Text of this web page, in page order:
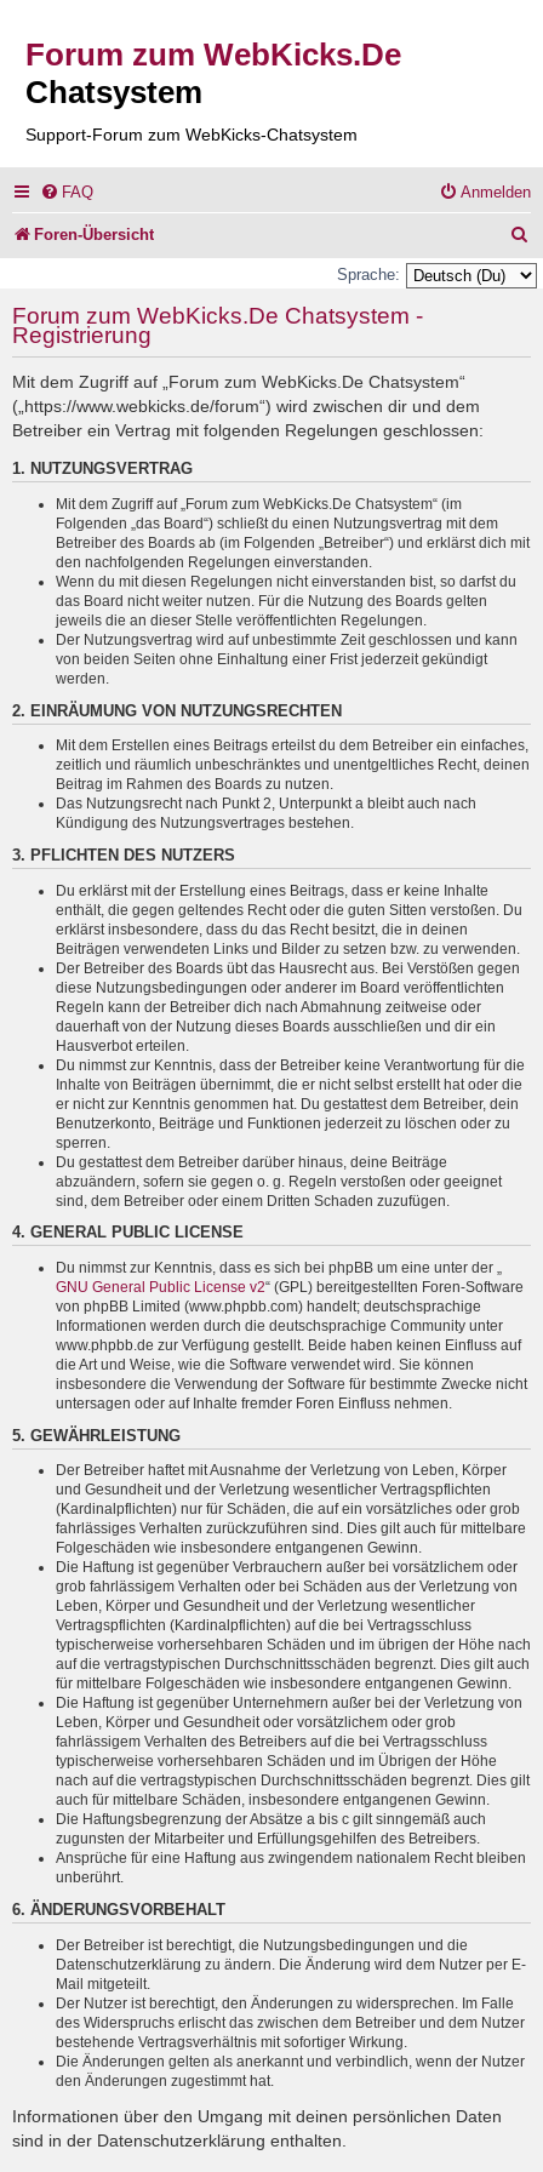
Forum zum WebKicks.De
Chatsystem
Support-Forum zum WebKicks-Chatsystem
FAQ Anmelden
Foren-Übersicht
u
Sprache:
Forum zum WebKicks.De Chatsystem -
Registrierung
Mit dem Zugriff auf „Forum zum WebKicks.De Chatsystem“
(„https://www.webkicks.de/forum“) wird zwischen dir und dem
Betreiber ein Vertrag mit folgenden Regelungen geschlossen:
1. NUTZUNGSVERTRAG
Mit dem Zugriff auf „Forum zum WebKicks.De Chatsystem“ (im
Folgenden „das Board“) schließt du einen Nutzungsvertrag mit dem
Betreiber des Boards ab (im Folgenden „Betreiber“) und erklärst dich mit
den nachfolgenden Regelungen einverstanden.
Wenn du mit diesen Regelungen nicht einverstanden bist, so darfst du
das Board nicht weiter nutzen. Für die Nutzung des Boards gelten
jeweils die an dieser Stelle veröffentlichten Regelungen.
Der Nutzungsvertrag wird auf unbestimmte Zeit geschlossen und kann
von beiden Seiten ohne Einhaltung einer Frist jederzeit gekündigt
werden.
2. EINRÄUMUNG VON NUTZUNGSRECHTEN
Mit dem Erstellen eines Beitrags erteilst du dem Betreiber ein einfaches,
zeitlich und räumlich unbeschränktes und unentgeltliches Recht, deinen
Beitrag im Rahmen des Boards zu nutzen.
Das Nutzungsrecht nach Punkt 2, Unterpunkt a bleibt auch nach
Kündigung des Nutzungsvertrages bestehen.
3. PFLICHTEN DES NUTZERS
Du erklärst mit der Erstellung eines Beitrags, dass er keine Inhalte
enthält, die gegen geltendes Recht oder die guten Sitten verstoßen. Du
erklärst insbesondere, dass du das Recht besitzt, die in deinen
Beiträgen verwendeten Links und Bilder zu setzen bzw. zu verwenden.
Der Betreiber des Boards übt das Hausrecht aus. Bei Verstößen gegen
diese Nutzungsbedingungen oder anderer im Board veröffentlichten
Regeln kann der Betreiber dich nach Abmahnung zeitweise oder
dauerhaft von der Nutzung dieses Boards ausschließen und dir ein
Hausverbot erteilen.
Du nimmst zur Kenntnis, dass der Betreiber keine Verantwortung für die
Inhalte von Beiträgen übernimmt, die er nicht selbst erstellt hat oder die
er nicht zur Kenntnis genommen hat. Du gestattest dem Betreiber, dein
Benutzerkonto, Beiträge und Funktionen jederzeit zu löschen oder zu
sperren.
Du gestattest dem Betreiber darüber hinaus, deine Beiträge
abzuändern, sofern sie gegen o. g. Regeln verstoßen oder geeignet
sind, dem Betreiber oder einem Dritten Schaden zuzufügen.
4. GENERAL PUBLIC LICENSE
Du nimmst zur Kenntnis, dass es sich bei phpBB um eine unter der „
GNU General Public License v2“ (GPL) bereitgestellten Foren-Software
von phpBB Limited (www.phpbb.com) handelt; deutschsprachige
Informationen werden durch die deutschsprachige Community unter
www.phpbb.de zur Verfügung gestellt. Beide haben keinen Einfluss auf
die Art und Weise, wie die Software verwendet wird. Sie können
insbesondere die Verwendung der Software für bestimmte Zwecke nicht
untersagen oder auf Inhalte fremder Foren Einfluss nehmen.
5. GEWÄHRLEISTUNG
Der Betreiber haftet mit Ausnahme der Verletzung von Leben, Körper
und Gesundheit und der Verletzung wesentlicher Vertragspflichten
(Kardinalpflichten) nur für Schäden, die auf ein vorsätzliches oder grob
fahrlässiges Verhalten zurückzuführen sind. Dies gilt auch für mittelbare
Folgeschäden wie insbesondere entgangenen Gewinn.
Die Haftung ist gegenüber Verbrauchern außer bei vorsätzlichem oder
grob fahrlässigem Verhalten oder bei Schäden aus der Verletzung von
Leben, Körper und Gesundheit und der Verletzung wesentlicher
Vertragspflichten (Kardinalpflichten) auf die bei Vertragsschluss
typischerweise vorhersehbaren Schäden und im übrigen der Höhe nach
auf die vertragstypischen Durchschnittsschäden begrenzt. Dies gilt auch
für mittelbare Folgeschäden wie insbesondere entgangenen Gewinn.
Die Haftung ist gegenüber Unternehmern außer bei der Verletzung von
Leben, Körper und Gesundheit oder vorsätzlichem oder grob
fahrlässigem Verhalten des Betreibers auf die bei Vertragsschluss
typischerweise vorhersehbaren Schäden und im Übrigen der Höhe
nach auf die vertragstypischen Durchschnittsschäden begrenzt. Dies gilt
auch für mittelbare Schäden, insbesondere entgangenen Gewinn.
Die Haftungsbegrenzung der Absätze a bis c gilt sinngemäß auch
zugunsten der Mitarbeiter und Erfüllungsgehilfen des Betreibers.
Ansprüche für eine Haftung aus zwingendem nationalem Recht bleiben
unberührt.
6. ÄNDERUNGSVORBEHALT
Der Betreiber ist berechtigt, die Nutzungsbedingungen und die
Datenschutzerklärung zu ändern. Die Änderung wird dem Nutzer per E-
Mail mitgeteilt.
Der Nutzer ist berechtigt, den Änderungen zu widersprechen. Im Falle
des Widerspruchs erlischt das zwischen dem Betreiber und dem Nutzer
bestehende Vertragsverhältnis mit sofortiger Wirkung.
Die Änderungen gelten als anerkannt und verbindlich, wenn der Nutzer
den Änderungen zugestimmt hat.
Informationen über den Umgang mit deinen persönlichen Daten
sind in der Datenschutzerklärung enthalten.